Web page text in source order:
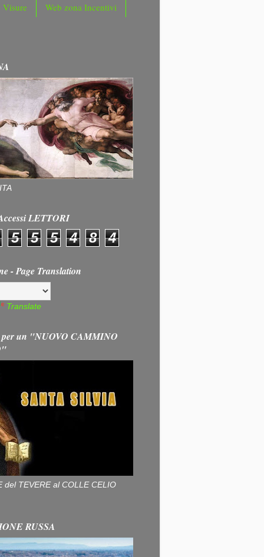
Visure
Web zona Incentivi
LETTORI
5 5 5 4 8 4
- Page Translation
Translate
per un "NUOVO CAMMINO
del TEVERE al COLLE CELIO
RUSSA